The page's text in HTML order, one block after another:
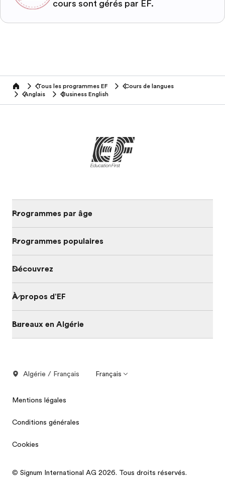
cours sont gérés par EF.
home Tous les programmes EF
Cours de langues
Anglais
Business English
Programmes par âge
Programmes populaires
Découvrez
À propos d'EF
Bureaux en Algérie
Algérie / Français Français
Mentions légales
Conditions générales
Cookies
© Signum International AG 2026. Tous droits réservés.